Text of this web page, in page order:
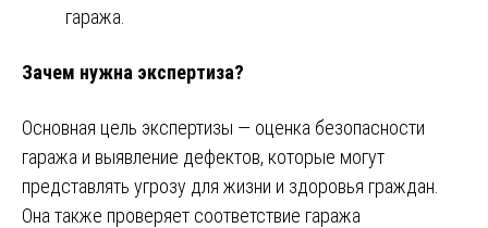
гаража.
Зачем нужна экспертиза?
Основная цель экспертизы — оценка безопасности
гаража и выявление дефектов, которые могут
представлять угрозу для жизни и здоровья граждан.
Она также проверяет соответствие гаража